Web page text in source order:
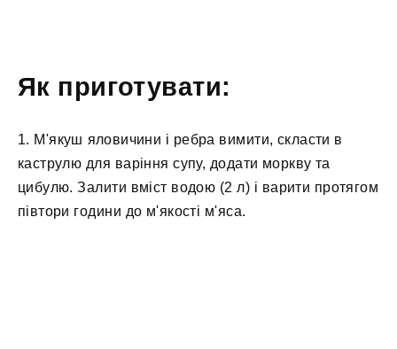
Як приготувати:
1. М'якуш яловичини і ребра вимити, скласти в
каструлю для варіння супу, додати моркву та
цибулю. Залити вміст водою (2 л) і варити протягом
півтори години до м'якості м'яса.